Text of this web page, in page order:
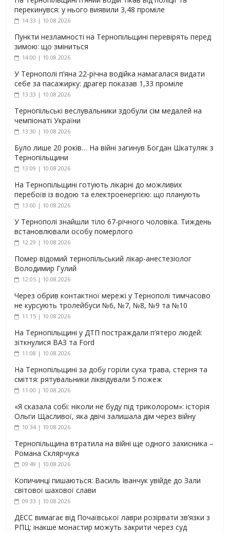
перекинувся: у нього виявили 3,48 проміле
14:33 | 10.08.2026
Пункти незламності на Тернопільщині перевірять перед
зимою: що зміниться
14:00 | 10.08.2026
У Тернополі п’яна 22-річна водійка намагалася видати
себе за пасажирку: драгер показав 1,33 проміле
13:33 | 10.08.2026
Тернопільські веслувальники здобули сім медалей на
чемпіонаті України
13:30 | 10.08.2026
Було лише 20 років… На війні загинув Богдан Шкатуляк з
Тернопільщини
13:09 | 10.08.2026
На Тернопільщині готують лікарні до можливих
перебоїв із водою та електроенергією: що планують
13:00 | 10.08.2026
У Тернополі знайшли тіло 67-річного чоловіка. Тиждень
встановлювали особу померлого
12:29 | 10.08.2026
Помер відомий тернопільський лікар-анестезіолог
Володимир Гулий
12:05 | 10.08.2026
Через обрив контактної мережі у Тернополі тимчасово
не курсують тролейбуси №6, №7, №8, №9 та №10
11:15 | 10.08.2026
На Тернопільщині у ДТП постраждали п’ятеро людей:
зіткнулися ВАЗ та Ford
11:08 | 10.08.2026
На Тернопільщині за добу горіли суха трава, стерня та
сміття: рятувальники ліквідували 5 пожеж
11:00 | 10.08.2026
«Я сказала собі: ніколи не буду під триколором»: історія
Ольги Щасливої, яка двічі залишала дім через війну
10:34 | 10.08.2026
Тернопільщина втратила на війні ще одного захисника –
Романа Склярчука
09:49 | 10.08.2026
Копичинці пишаються: Василь Іванчук увійде до Зали
світової шахової слави
09:33 | 10.08.2026
ДЕСС вимагає від Почаївської лаври розірвати зв’язки з
РПЦ: інакше монастир можуть закрити через суд